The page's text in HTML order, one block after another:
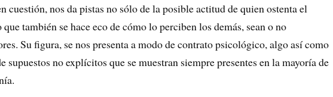
cuestión, nos da pistas no sólo de la posible actitud de quien ostenta el
que también se hace eco de cómo lo perciben los demás, sean o no
Su figura, se nos presenta a modo de contrato psicológico, algo así como
supuestos no explícitos que se muestran siempre presentes en la mayoría de